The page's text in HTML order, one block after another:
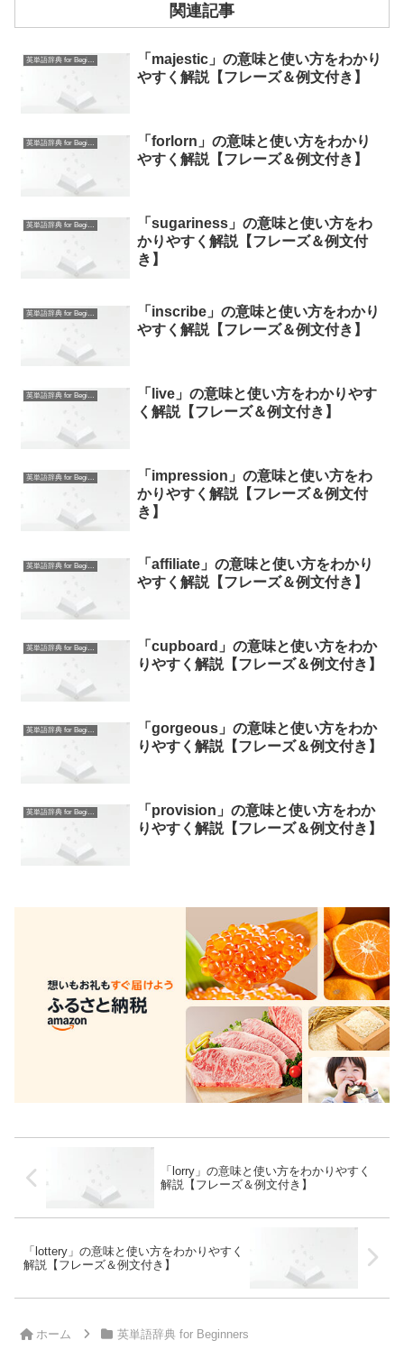
関連記事
英単語辞典 for Beginners
「majestic」の意味と使い方をわかり
やすく解説【フレーズ＆例文付き】
英単語辞典 for Beginners
「forlorn」の意味と使い方をわかり
やすく解説【フレーズ＆例文付き】
英単語辞典 for Beginners
「sugariness」の意味と使い方をわ
かりやすく解説【フレーズ＆例文付
き】
英単語辞典 for Beginners
「inscribe」の意味と使い方をわかり
やすく解説【フレーズ＆例文付き】
英単語辞典 for Beginners
「live」の意味と使い方をわかりやす
く解説【フレーズ＆例文付き】
英単語辞典 for Beginners
「impression」の意味と使い方をわ
かりやすく解説【フレーズ＆例文付
き】
英単語辞典 for Beginners
「affiliate」の意味と使い方をわかり
やすく解説【フレーズ＆例文付き】
英単語辞典 for Beginners
「cupboard」の意味と使い方をわか
りやすく解説【フレーズ＆例文付き】
英単語辞典 for Beginners
「gorgeous」の意味と使い方をわか
りやすく解説【フレーズ＆例文付き】
英単語辞典 for Beginners
「provision」の意味と使い方をわか
りやすく解説【フレーズ＆例文付き】
「lorry」の意味と使い方をわかりやすく
解説【フレーズ＆例文付き】
「lottery」の意味と使い方をわかりやすく
解説【フレーズ＆例文付き】
ホーム 英単語辞典 for Beginners